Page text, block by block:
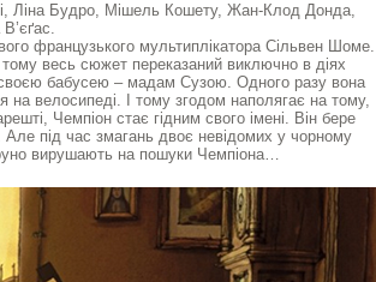
Ліна Будро, Мішель Кошету, Жан-Клод Донда,
французького мультиплікатора Сільвен Шоме.
тому весь сюжет переказаний виключно в діях
бабусею – мадам Сузою. Одного разу вона
велосипеді. І тому згодом наполягає на тому,
Чемпіон стає гідним свого імені. Він бере
Але під час змагань двоє невідомих у чорному
вирушають на пошуки Чемпіона…